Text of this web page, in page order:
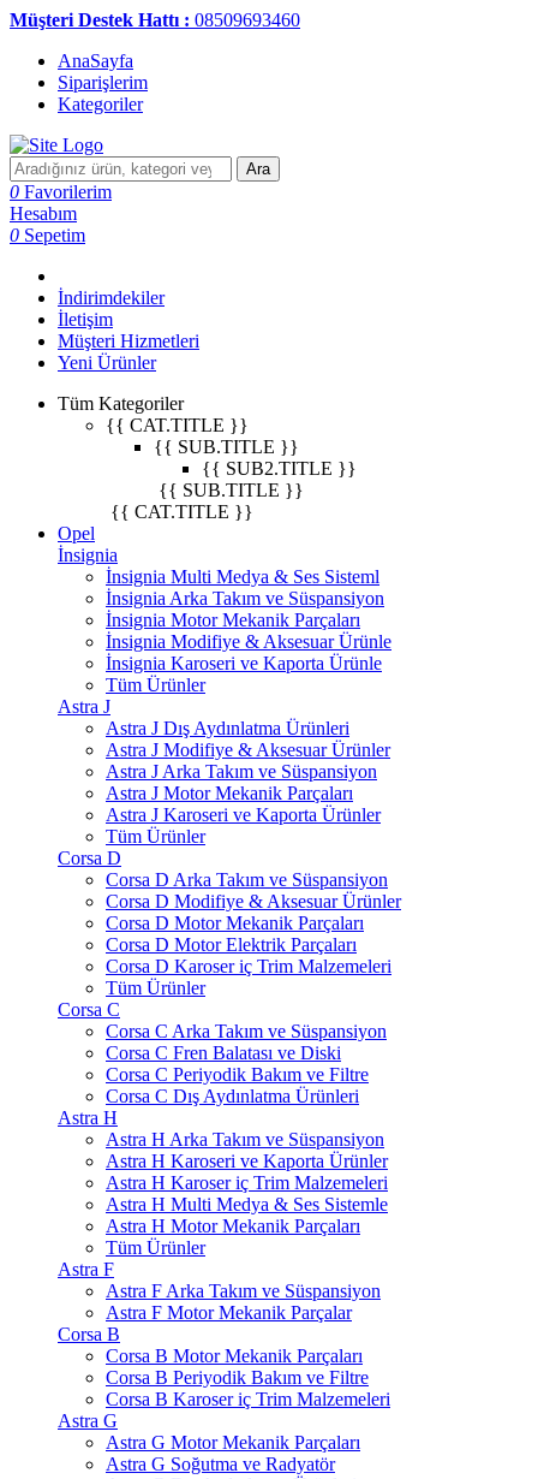
Müşteri Destek Hattı : 08509693460
AnaSayfa
Siparişlerim
Kategoriler
Ara
0 Favorilerim
Hesabım
0 Sepetim
İndirimdekiler
İletişim
Müşteri Hizmetleri
Yeni Ürünler
Tüm Kategoriler
{{ CAT.TITLE }}
{{ SUB.TITLE }}
{{ SUB2.TITLE }}
{{ SUB.TITLE }}
{{ CAT.TITLE }}
Opel
İnsignia
İnsignia Multi Medya & Ses Sisteml
İnsignia Arka Takım ve Süspansiyon
İnsignia Motor Mekanik Parçaları
İnsignia Modifiye & Aksesuar Ürünle
İnsignia Karoseri ve Kaporta Ürünle
Tüm Ürünler
Astra J
Astra J Dış Aydınlatma Ürünleri
Astra J Modifiye & Aksesuar Ürünler
Astra J Arka Takım ve Süspansiyon
Astra J Motor Mekanik Parçaları
Astra J Karoseri ve Kaporta Ürünler
Tüm Ürünler
Corsa D
Corsa D Arka Takım ve Süspansiyon
Corsa D Modifiye & Aksesuar Ürünler
Corsa D Motor Mekanik Parçaları
Corsa D Motor Elektrik Parçaları
Corsa D Karoser iç Trim Malzemeleri
Tüm Ürünler
Corsa C
Corsa C Arka Takım ve Süspansiyon
Corsa C Fren Balatası ve Diski
Corsa C Periyodik Bakım ve Filtre
Corsa C Dış Aydınlatma Ürünleri
Astra H
Astra H Arka Takım ve Süspansiyon
Astra H Karoseri ve Kaporta Ürünler
Astra H Karoser iç Trim Malzemeleri
Astra H Multi Medya & Ses Sistemle
Astra H Motor Mekanik Parçaları
Tüm Ürünler
Astra F
Astra F Arka Takım ve Süspansiyon
Astra F Motor Mekanik Parçalar
Corsa B
Corsa B Motor Mekanik Parçaları
Corsa B Periyodik Bakım ve Filtre
Corsa B Karoser iç Trim Malzemeleri
Astra G
Astra G Motor Mekanik Parçaları
Astra G Soğutma ve Radyatör